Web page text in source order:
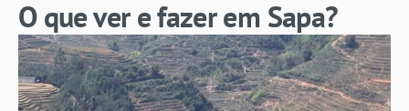
O que ver e fazer em Sapa?